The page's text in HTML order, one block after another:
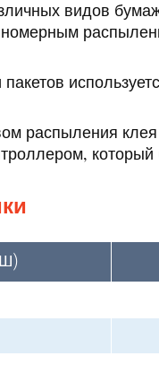
видов
распыления